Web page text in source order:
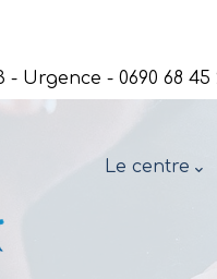
- Urgence - 0690 68 45
Le centre